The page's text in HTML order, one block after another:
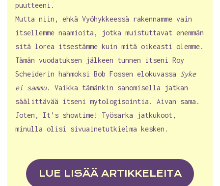
puutteeni.
Mutta niin, ehkä Vyöhykkeessä rakennamme vain
itsellemme naamioita, jotka muistuttavat enemmän
sitä lorea itsestämme kuin mitä oikeasti olemme.
Tämän vuodatuksen jälkeen tunnen itseni Roy
Scheiderin hahmoksi Bob Fossen elokuvassa Syke
ei sammu. Vaikka tämänkin sanomisella jatkan
säälittävää itseni mytologisointia. Aivan sama.
Joten, It’s showtime! Työsarka jatkukoot,
minulla olisi sivuainetutkielma kesken.
LUE LISÄÄ ARTIKKELEITA